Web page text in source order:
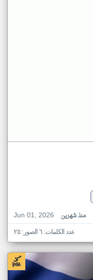
Jun 01, 2026
منذ شهرين
عدد الكلمات: ٦ الصور: ٢٥